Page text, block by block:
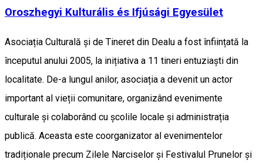
Oroszhegyi Kulturális és Ifjúsági Egyesület
Asociația Culturală și de Tineret din Dealu a fost înființată la
începutul anului 2005, la inițiativa a 11 tineri entuziaști din
localitate. De-a lungul anilor, asociația a devenit un actor
important al vieții comunitare, organizând evenimente
culturale și colaborând cu școlile locale și administrația
publică. Aceasta este coorganizator al evenimentelor
tradiționale precum Zilele Narciselor și Festivalul Prunelor și